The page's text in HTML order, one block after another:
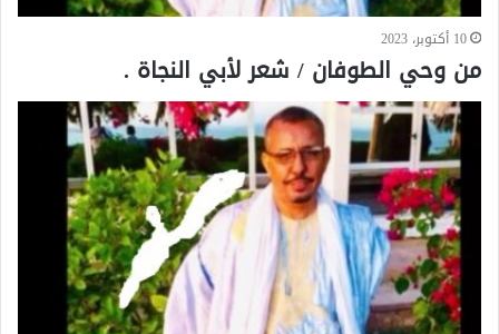
10 أكتوبر، 2023
من وحي الطوفان / شعر لأبي النجاة .